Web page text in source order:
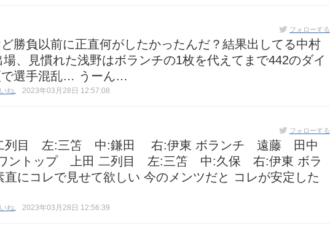
フォローする
勝負以前に正直何がしたかったんだ？結果出してる中村
、見慣れた浅野はボランチの1枚を代えてまで442のダイ
で選手混乱… うーん…
ね 2023年03月28日 12:57:08
フォローする
列目 左:三笘 中:鎌田 右:伊東 ボランチ 遠藤 田中
ワントップ 上田 二列目 左:三笘 中:久保 右:伊東 ボラ
コレで見せて欲しい 今のメンツだと コレが安定した
ね 2023年03月28日 12:56:39